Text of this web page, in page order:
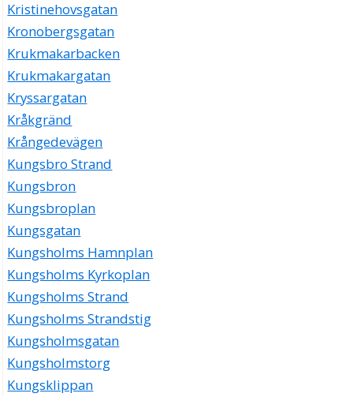
Kristinehovsgatan
Kronobergsgatan
Krukmakarbacken
Krukmakargatan
Kryssargatan
Kråkgränd
Krångedevägen
Kungsbro Strand
Kungsbron
Kungsbroplan
Kungsgatan
Kungsholms Hamnplan
Kungsholms Kyrkoplan
Kungsholms Strand
Kungsholms Strandstig
Kungsholmsgatan
Kungsholmstorg
Kungsklippan